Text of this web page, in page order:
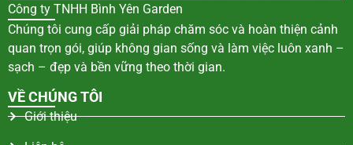
Công ty TNHH Bình Yên Garden
Chúng tôi cung cấp giải pháp chăm sóc và hoàn thiện cảnh
quan trọn gói, giúp không gian sống và làm việc luôn xanh –
sạch – đẹp và bền vững theo thời gian.
VỀ CHÚNG TÔI
Giới thiệu